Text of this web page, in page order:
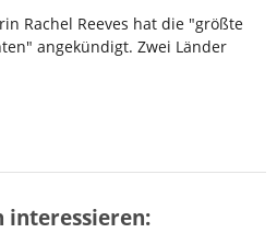
Rachel Reeves hat die "größte
angekündigt. Zwei Länder
interessieren: